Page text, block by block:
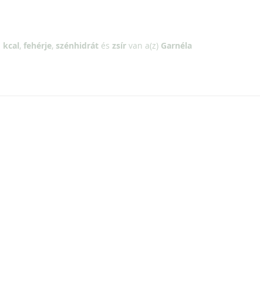
kcal, fehérje, szénhidrát és zsír van a(z) Garnéla